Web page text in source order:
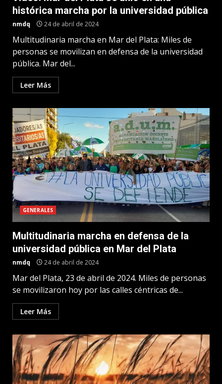
histórica marcha por la universidad pública
nmdq 24 de abril de 2024
Multitudinaria marcha en Mar del Plata: Miles de
personas se movilizan en defensa de la universidad
pública. Mar del...
Leer Más
GENERALES
Multitudinaria marcha en defensa de la
universidad pública en Mar del Plata
nmdq 24 de abril de 2024
Mar del Plata, 23 de abril de 2024. Miles de personas
se movilizaron hoy por las calles céntricas de...
Leer Más